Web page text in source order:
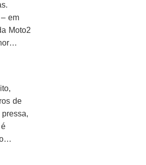
em
Moto2
de